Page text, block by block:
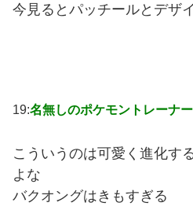
今見るとパッチールとデザ
19:名無しのポケモントレーナー
こういうのは可愛く進化す
よな
バクオングはきもすぎる